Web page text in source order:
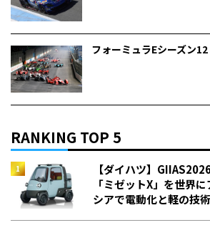
フォーミュラEシーズン
RANKING TOP 5
【ダイハツ】
「ミゼットX」を世界
シアで電動化と軽の技